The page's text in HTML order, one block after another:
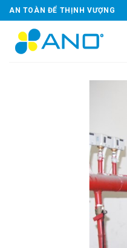
Skip
to
content
AN TOÀN ĐỂ THỊNH VƯỢNG